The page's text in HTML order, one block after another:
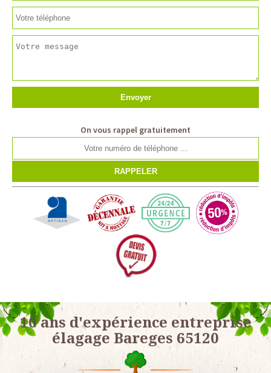
On vous rappel gratuitement
10 ans d'expérience entreprise
élagage Bareges 65120